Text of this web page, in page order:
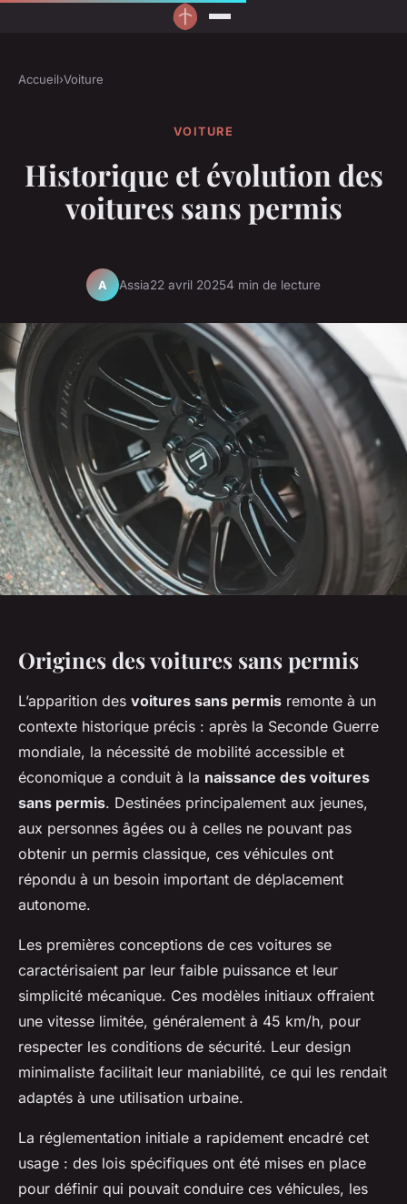
Accueil›Voiture
VOITURE
Historique et évolution des
voitures sans permis
A Assia22 avril 20254 min de lecture
Origines des voitures sans permis
L’apparition des voitures sans permis remonte à un
contexte historique précis : après la Seconde Guerre
mondiale, la nécessité de mobilité accessible et
économique a conduit à la naissance des voitures
sans permis. Destinées principalement aux jeunes,
aux personnes âgées ou à celles ne pouvant pas
obtenir un permis classique, ces véhicules ont
répondu à un besoin important de déplacement
autonome.
Les premières conceptions de ces voitures se
caractérisaient par leur faible puissance et leur
simplicité mécanique. Ces modèles initiaux offraient
une vitesse limitée, généralement à 45 km/h, pour
respecter les conditions de sécurité. Leur design
minimaliste facilitait leur maniabilité, ce qui les rendait
adaptés à une utilisation urbaine.
La réglementation initiale a rapidement encadré cet
usage : des lois spécifiques ont été mises en place
pour définir qui pouvait conduire ces véhicules, les